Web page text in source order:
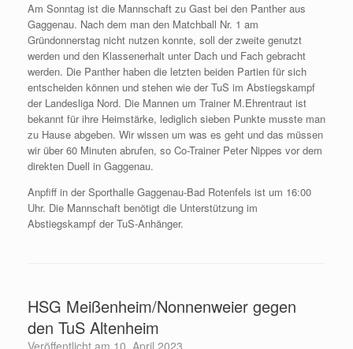
Am Sonntag ist die Mannschaft zu Gast bei den Panther aus
Gaggenau. Nach dem man den Matchball Nr. 1 am
Gründonnerstag nicht nutzen konnte, soll der zweite genutzt
werden und den Klassenerhalt unter Dach und Fach gebracht
werden. Die Panther haben die letzten beiden Partien für sich
entscheiden können und stehen wie der TuS im Abstiegskampf
der Landesliga Nord. Die Mannen um Trainer M.Ehrentraut ist
bekannt für ihre Heimstärke, lediglich sieben Punkte musste man
zu Hause abgeben. Wir wissen um was es geht und das müssen
wir über 60 Minuten abrufen, so Co-Trainer Peter Nippes vor dem
direkten Duell in Gaggenau.
Anpfiff in der Sporthalle Gaggenau-Bad Rotenfels ist um 16:00
Uhr. Die Mannschaft benötigt die Unterstützung im
Abstiegskampf der TuS-Anhänger.
HSG Meißenheim/Nonnenweier gegen
den TuS Altenheim